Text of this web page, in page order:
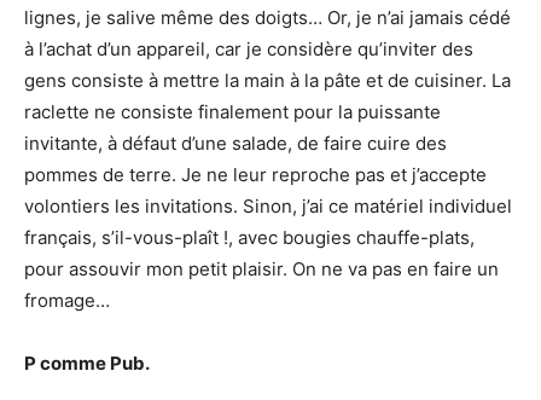
lignes, je salive même des doigts… Or, je n’ai jamais cédé
à l’achat d’un appareil, car je considère qu’inviter des
gens consiste à mettre la main à la pâte et de cuisiner. La
raclette ne consiste finalement pour la puissante
invitante, à défaut d’une salade, de faire cuire des
pommes de terre. Je ne leur reproche pas et j’accepte
volontiers les invitations. Sinon, j’ai ce matériel individuel
français, s’il-vous-plaît !, avec bougies chauffe-plats,
pour assouvir mon petit plaisir. On ne va pas en faire un
fromage…
P comme Pub.